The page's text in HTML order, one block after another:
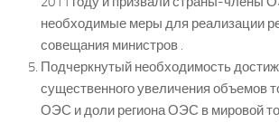
необходимые меры для реализации
совещания министров .
Подчеркнутый необходимость
существенного увеличения объемов
ОЭС и доли региона ОЭС в мировой